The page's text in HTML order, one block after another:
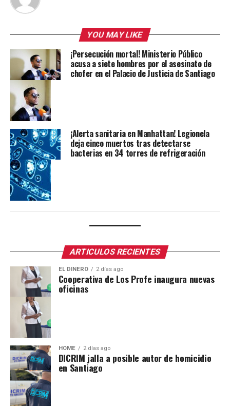
YOU MAY LIKE
¡Persecución mortal! Ministerio Público
acusa a siete hombres por el asesinato de
chofer en el Palacio de Justicia de Santiago
¡Alerta sanitaria en Manhattan! Legionela
deja cinco muertos tras detectarse
bacterias en 34 torres de refrigeración
ARTICULOS RECIENTES
EL DINERO 2 días ago
Cooperativa de Los Profe inaugura nuevas
oficinas
HOME 2 días ago
DICRIM jalla a posible autor de homicidio
en Santiago